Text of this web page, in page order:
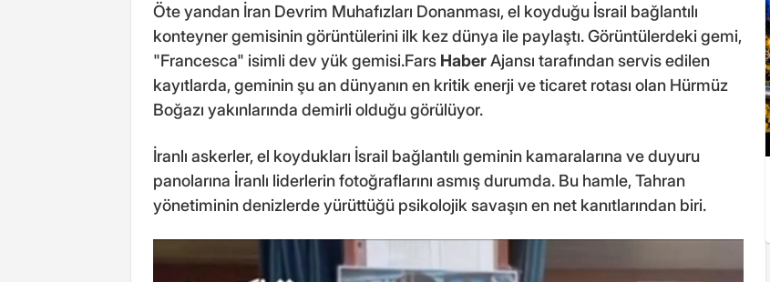
Öte yandan İran Devrim Muhafızları Donanması, el koyduğu İsrail bağlantılı
konteyner gemisinin görüntülerini ilk kez dünya ile paylaştı. Görüntülerdeki gemi,
"Francesca" isimli dev yük gemisi.Fars HaberAjansı tarafından servis edilen
kayıtlarda, geminin şu an dünyanın en kritik enerji ve ticaret rotası olan Hürmüz
Boğazı yakınlarında demirli olduğu görülüyor.
İranlı askerler, el koydukları İsrail bağlantılı geminin kamaralarına ve duyuru
panolarına İranlı liderlerin fotoğraflarını asmış durumda. Bu hamle, Tahran
yönetiminin denizlerde yürüttüğü psikolojik savaşın en net kanıtlarından biri.